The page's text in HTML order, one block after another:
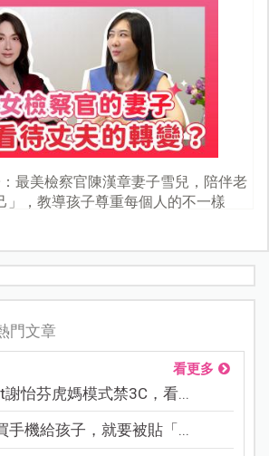
最美檢察官陳漢章妻子雪兒，陪伴老
」，教導孩子尊重每個人的不一樣
門文章
看更多
謝怡芬虎媽模式禁3C，看...
手機給孩子，就要被貼「...